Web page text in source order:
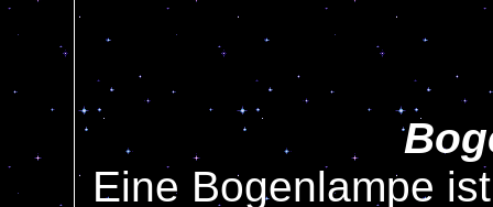
Eine Bogenlampe